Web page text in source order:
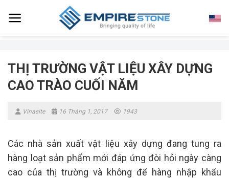
THỊ TRƯỜNG VẬT LIỆU XÂY DỰNG
CAO TRÀO CUỐI NĂM
Vinasite 16 Tháng 1, 2017 1943
Các nhà sản xuất vật liệu xây dựng đang tung ra
hàng loạt sản phẩm mới đáp ứng đòi hỏi ngày càng
cao của thị trường và không để hàng nhập khẩu